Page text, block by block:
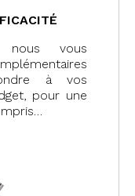
nous vous
à vos
pour une